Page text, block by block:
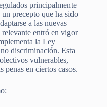
principalmente
un precepto que ha sido
a las nuevas
entró en vigor
la Ley
discriminación. Esta
vulnerables,
en ciertos casos.